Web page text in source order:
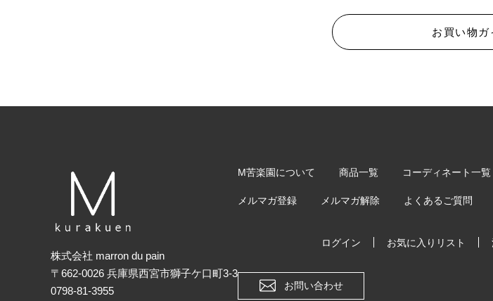
お買い物ガ
株式会社 marron du pain
〒662-0026 兵庫県西宮市獅子ケ口町3-3
0798-81-3955
M苦楽園について 商品一覧 コーディネート一覧
メルマガ登録 メルマガ解除 よくあるご質問
ログイン お気に入りリスト
お問い合わせ